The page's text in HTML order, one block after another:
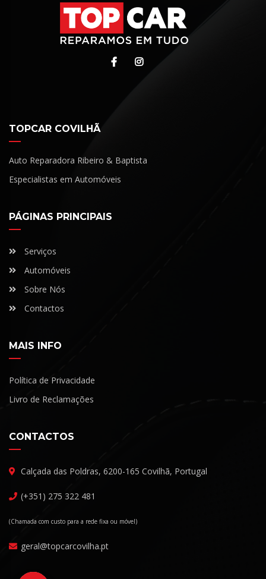
TOPCAR COVILHÃ
Auto Reparadora Ribeiro & Baptista
Especialistas em Automóveis
PÁGINAS PRINCIPAIS
Serviços
Automóveis
Sobre Nós
Contactos
MAIS INFO
Política de Privacidade
Livro de Reclamações
CONTACTOS
Calçada das Poldras, 6200-165 Covilhã, Portugal
(+351) 275 322 481
(Chamada com custo para a rede fixa ou móvel)
geral@topcarcovilha.pt